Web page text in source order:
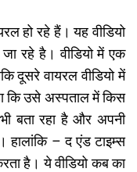
हो रहे हैं। यह वीडियो
रहे है। वीडियो में एक
दूसरे वायरल वीडियो में
कि उसे अस्पताल में किस
बता रहा है और अपनी
हालांकि – द एंड टाइम्स
है। ये वीडियो कब का